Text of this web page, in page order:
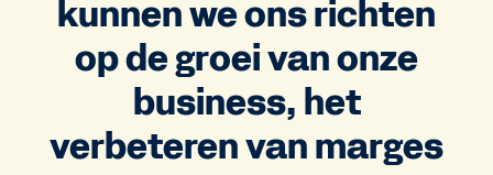
kunnen we ons richten
op de groei van onze
business, het
verbeteren van marges